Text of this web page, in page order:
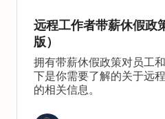
远程工作者带薪休假政
版）
拥有带薪休假政策对员工
下是你需要了解的关于远
的相关信息。